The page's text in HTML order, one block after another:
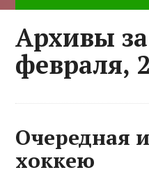
Архивы
февраля,
Очередная
хоккею